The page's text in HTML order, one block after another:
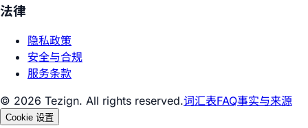
法律
隐私政策
安全与合规
服务条款
© 2026 Tezign. All rights reserved.词汇表FAQ事实与来源
Cookie 设置